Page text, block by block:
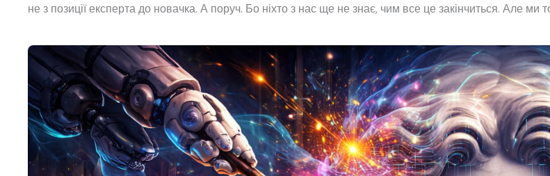
не з позиції експерта до новачка. А поруч. Бо ніхто з нас ще не знає, чим все це закінчиться. Але ми